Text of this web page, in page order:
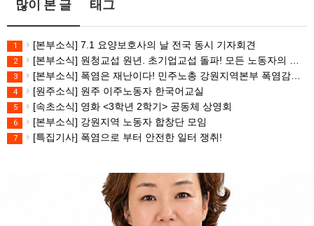
많이 본 글 태그
1 [본부소식] 7.1 요양보호사의 날 전국 동시 기자회견
2 [본부소식] 원청교섭 원년. 초기업교섭 돌파! 모든 노동자의 노동기본권 쟁취! 민주노총 7.15 총파업대회
3 [본부소식] 폭염은 재난이다! 민주노총 강원지역본부 폭염감시단 선포 기자회견
4 [원주소식] 원주 이주노동자 한국어교실
5 [속초소식] 영화 <3학년 2학기> 공동체 상영회
6 [본부소식] 강원지역 노동자 합창단 모임
7 [특집기사] 폭염으로 부터 안전한 일터 쟁취!